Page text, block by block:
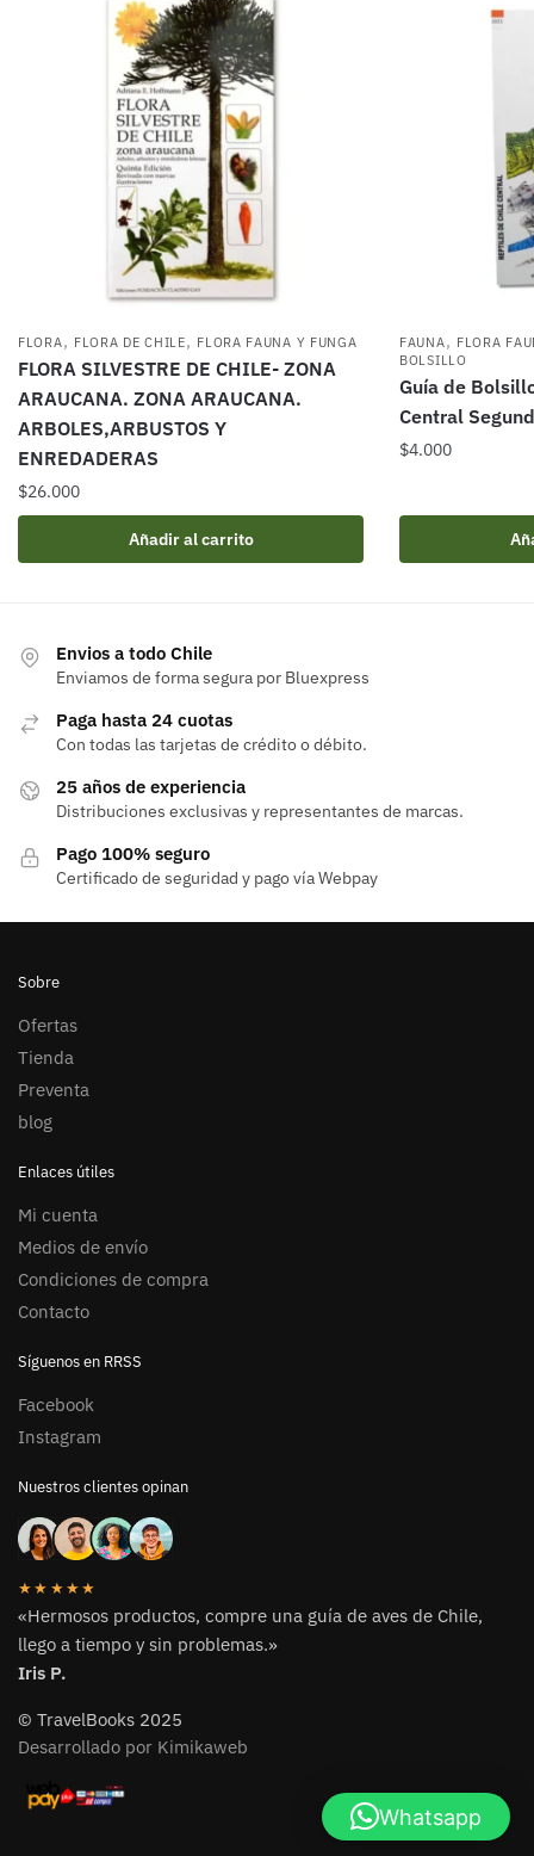
FLORA, FLORA DE CHILE, FLORA FAUNA Y FUNGA
FLORA SILVESTRE DE CHILE- ZONA
ARAUCANA. ZONA ARAUCANA.
ARBOLES,ARBUSTOS Y
ENREDADERAS
$26.000
Añadir al carrito
FAUNA, FLORA
BOLSILLO
Guía de
Central
$4.000
Envios a todo Chile
Enviamos de forma segura por Bluexpress
Paga hasta 24 cuotas
Con todas las tarjetas de crédito o débito.
25 años de experiencia
Distribuciones exclusivas y representantes de marcas.
Pago 100% seguro
Certificado de seguridad y pago vía Webpay
Sobre
Ofertas
Tienda
Preventa
blog
Enlaces útiles
Mi cuenta
Medios de envío
Condiciones de compra
Contacto
Síguenos en RRSS
Facebook
Instagram
Nuestros clientes opinan
★★★★★
«Hermosos productos, compre una guía de aves de Chile,
llego a tiempo y sin problemas.»
Iris P.
© TravelBooks 2025
Desarrollado por Kimikaweb
Whatsapp